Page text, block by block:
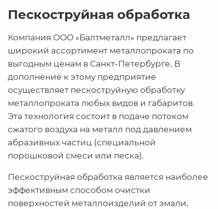
Пескоструйная обработка
Компания ООО «Балтметалл» предлагает
широкий ассортимент металлопроката по
выгодным ценам в Санкт-Петербурге. В
дополнение к этому предприятие
осуществляет пескоструйную обработку
металлопроката любых видов и габаритов.
Эта технология состоит в подаче потоком
сжатого воздуха на металл под давлением
абразивных частиц (специальной
порошковой смеси или песка).
Пескоструйная обработка является наиболее
эффективным способом очистки
поверхностей металлоизделий от эмали,